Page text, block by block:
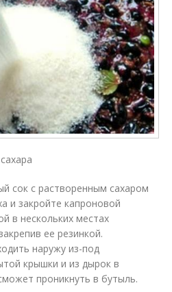
сок с растворенным сахаром
и закройте капроновой
в нескольких местах
ее резинкой.
наружу из-под
крышки и из дырок в
проникнуть в бутыль.